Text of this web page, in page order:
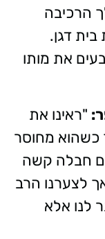
הרכיבה
בית דגן.
את מותו
"ראינו את
כשהוא מחוסר
חבלה קשה
לצערנו הרב
לנו אלא